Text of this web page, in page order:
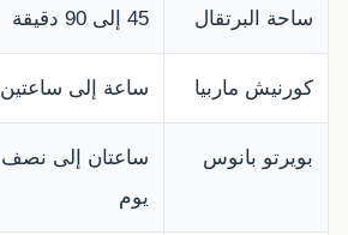
ساحة البرتقال 45 إلى 90 دقيقة
كورنيش ماربيا ساعة إلى ساعتين
بويرتو بانوس
ساعتان إلى نصف
يوم